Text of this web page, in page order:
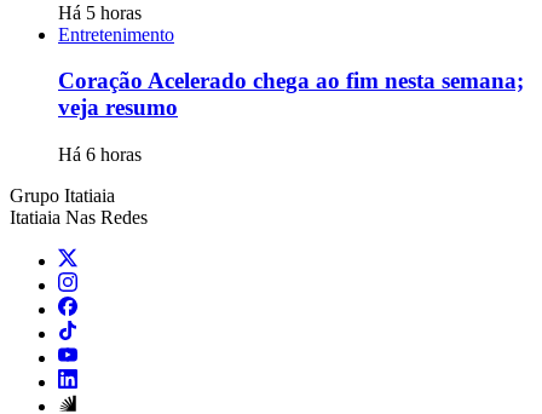
Há 5 horas
Entretenimento
Coração Acelerado chega ao fim nesta semana;
veja resumo
Há 6 horas
Grupo Itatiaia
Itatiaia Nas Redes